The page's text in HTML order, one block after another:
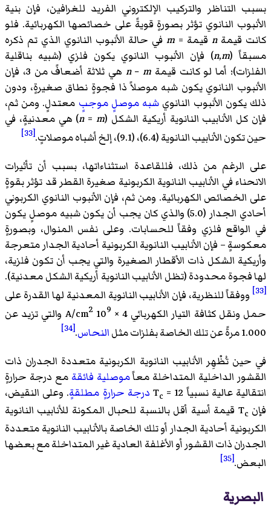
بسبب التناظر والتركيب الإلكتروني الفريد للغرافين، فإن بنية
الأنبوب النانوي تؤثر بصورةٍ قويةً على خصائصها الكهربائية. فلو
كانت قيمةn قيمة = m في حالة الأنبوب النانوي الذي تم ذكره
مسبقاً (
n,m ) فإن الأنبوب النانوي يكون فلزي (شبيه بناقلية
الفلزات)؛ أما لو كانت قيمة
n−m
هي ثلاثة أضعافً من 3، فإن
الأنبوب النانوي يكون شبه موصلاً ذا فجوةٍ نطاق صغيرةٍ، ودون
ذلك يكون الأنبوب النانوي شبه موصلٍ موجبٍ معتدلٍ. ومن ثم،
فإن كل الأنابيب النانوية أريكية الشكل (
n=m
) هي معدنيةٍ، في
حين تكون الأنابيب النانوية (6.4)، (9.1)، إلخ أشباه موصلاتٍ.
[33]
على الرغم من ذلك، فللقاعدة استثناءاتها، بسبب أن تأثيرات
الانحناء في الأنابيب النانوية الكربونية صغيرة القطر قد تؤثر بقوةٍ
على الخصائص الكهربائية. ومن ثم، فإن الأنبوب النانوي الكربوني
أحادي الجدار (5.0) والذي كان يجب أن يكون شبيه موصلٍ يكون
في الواقع فلزي وفقاً للحسابات. وعلى نفس المنوال، وبصورةٍ
معكوسةٍ – فإن الأنابيب النانوية الكربونية أحادية الجدار متعرجة
وأريكية الشكل ذات الأقطار الصغيرة والتي يجب أن تكون فلزية،
لها فجوة محدودة (تظل الأنابيب النانوية أريكية الشكل معدنية).
[33]
ووفقاً للنظرية، فإن الأنابيب النانوية المعدنية لها القدرة على
حمل ونقل كثافة التيار الكهربائي 4 × 10
9
2
والتي تزيد عن
1.000 مرةً عن تلك الخاصة بفلزات مثل
النحاس.
[34]
في حين تُظْهِر الأنابيب النانوية الكربونية متعددة الجدران ذات
القشور الداخلية المتداخلة معاًموصلية فائقة مع درجة حرارةٍ
انتقالية عالية نسبياً T
c = 12 درجة حرارةٍ مطلقةٍ. وعلى النقيض،
فإن T c
قيمة أسية أقل بالنسبة للحبال المكونة للأنابيب النانوية
الكربونية أحادية الجدار أو تلك الخاصة بالأنابيب النانوية متعددة
الجدران ذات القشور أو الأغلفة العادية غير المتداخلة مع بعضها
البعض.[35]
البصرية